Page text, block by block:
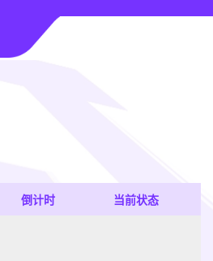
倒计时 当前状态